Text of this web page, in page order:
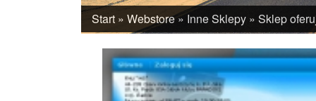
Start » Webstore» Inne Sklepy » Sklep